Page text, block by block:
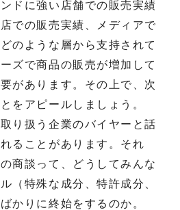
ドに強い店舗での販売実績
での販売実績、メディアで
のような層から支持されて
ズで商品の販売が増加して
があります。その上で、次
をアピールしましょう。
り扱う企業のバイヤーと話
ることがあります。それ
商談って、どうしてみんな
（特殊な成分、特許成分、
かりに終始をするのか。